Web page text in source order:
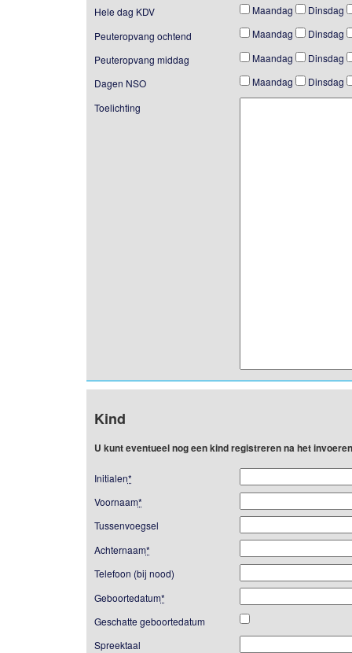
Hele dag KDV
Maandag
Dinsdag
Peuteropvang ochtend
Maandag
Dinsdag
Peuteropvang middag
Maandag
Dinsdag
Dagen NSO
Maandag
Dinsdag
Toelichting
Kind
U kunt eventueel nog een kind registreren na het
Initialen*
Voornaam*
Tussenvoegsel
Achternaam*
Telefoon (bij nood)
Geboortedatum*
Geschatte geboortedatum
Spreektaal